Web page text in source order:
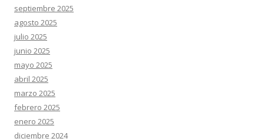
septiembre 2025
agosto 2025
julio 2025
junio 2025
mayo 2025
abril 2025
marzo 2025
febrero 2025
enero 2025
diciembre 2024